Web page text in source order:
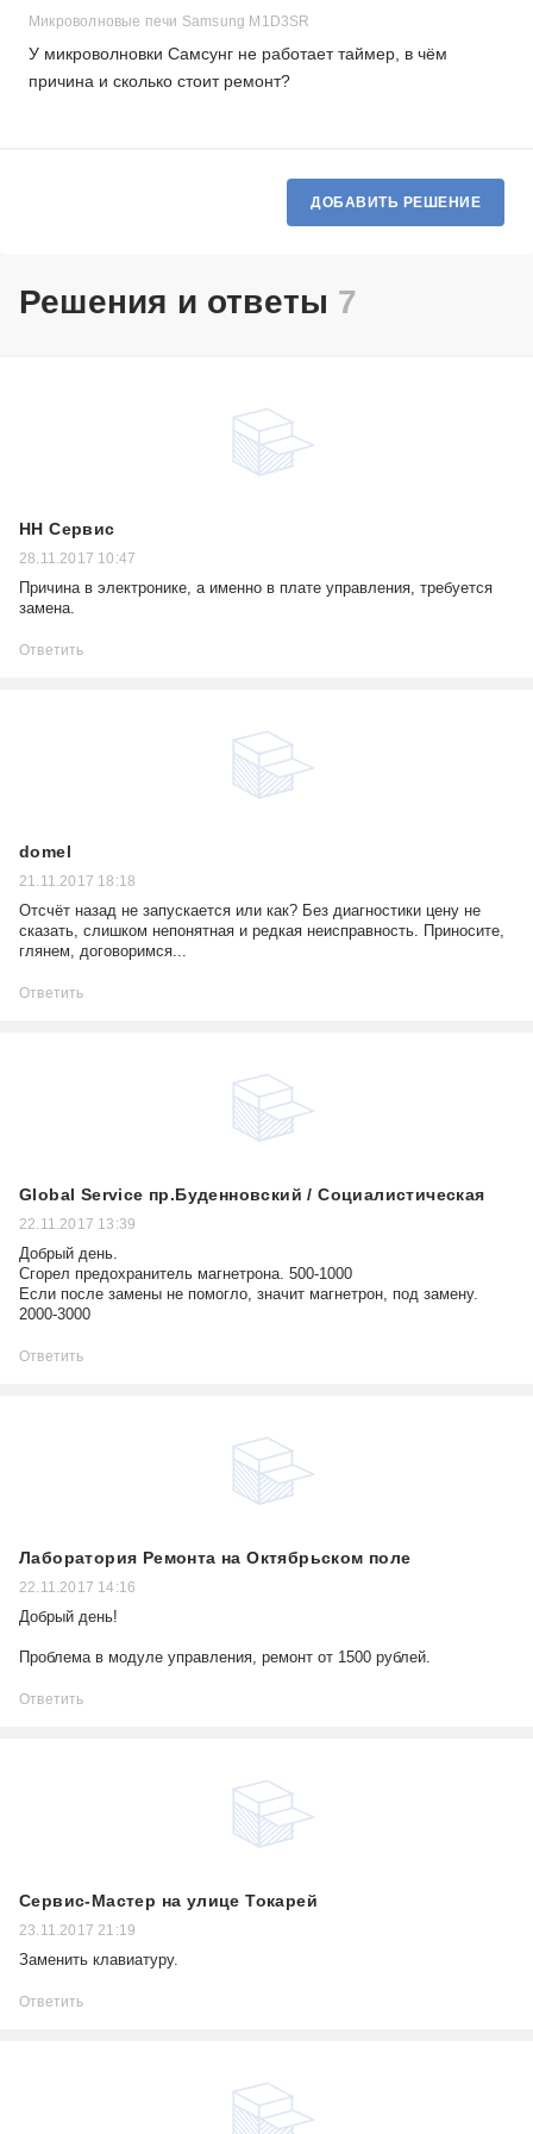
Микроволновые печи Samsung M1D3SR
У микроволновки Самсунг не работает таймер, в чём
причина и сколько стоит ремонт?
ДОБАВИТЬ РЕШЕНИЕ
Решения и ответы 7
НН Сервис
28.11.2017 10:47
Причина в электронике, а именно в плате управления, требуется
замена.
Ответить
domel
21.11.2017 18:18
Отсчёт назад не запускается или как? Без диагностики цену не
сказать, слишком непонятная и редкая неисправность. Приносите,
глянем, договоримся...
Ответить
Global Service пр.Буденновский / Социалистическая
22.11.2017 13:39
Добрый день.
Сгорел предохранитель магнетрона. 500-1000
Если после замены не помогло, значит магнетрон, под замену.
2000-3000
Ответить
Лаборатория Ремонта на Октябрьском поле
22.11.2017 14:16
Добрый день!
Проблема в модуле управления, ремонт от 1500 рублей.
Ответить
Сервис-Мастер на улице Токарей
23.11.2017 21:19
Заменить клавиатуру.
Ответить